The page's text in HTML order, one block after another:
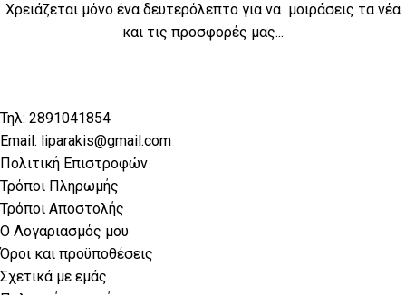
Χρειάζεται μόνο ένα δευτερόλεπτο για να μοιράσεις τα νέα
και τις προσφορές μας...
Τηλ: 2891041854
Email: liparakis@gmail.com
Πολιτική Επιστροφών
Τρόποι Πληρωμής
Τρόποι Αποστολής
Ο Λογαριασμός μου
Όροι και προϋποθέσεις
Σχετικά με εμάς